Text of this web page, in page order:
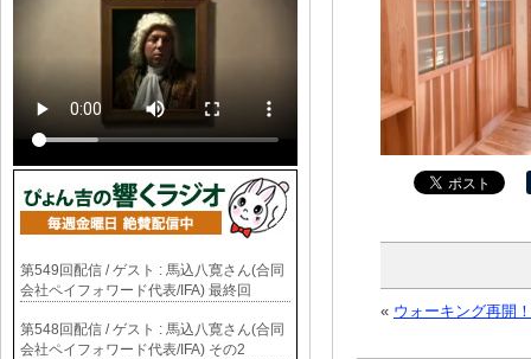
« ウォーキング再開！
第549回配信 / ゲスト : 馬込八寛さん(合同
会社ペイフォワード代表/IFA) 最終回
第548回配信 / ゲスト : 馬込八寛さん(合同
会社ペイフォワード代表/IFA) その2